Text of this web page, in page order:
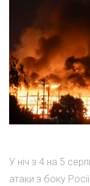
У ніч з 4 на 5
атаки з боку